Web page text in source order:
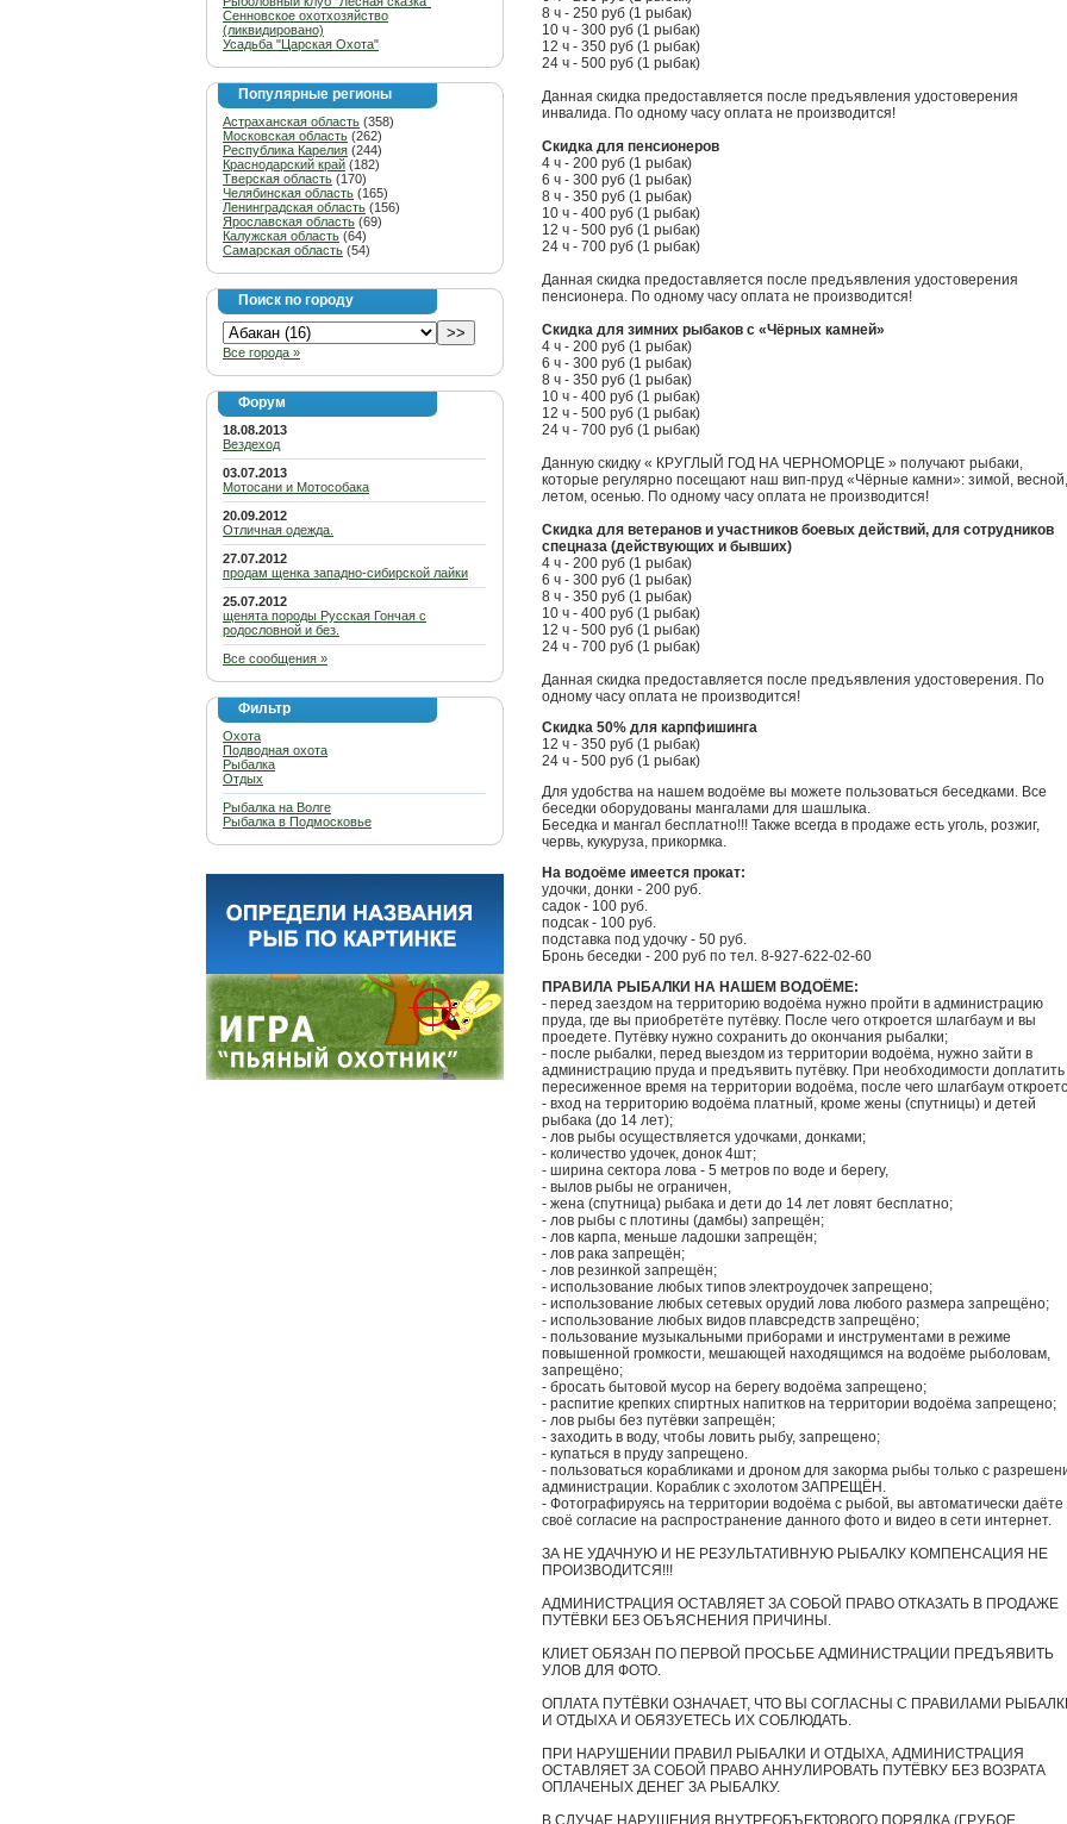
Сенновское охотхозяйство
(ликвидировано)
Усадьба "Царская Охота"
Популярные регионы
Астраханская область (358)
Московская область (262)
Республика Карелия (244)
Краснодарский край (182)
Тверская область (170)
Челябинская область (165)
Ленинградская область (156)
Ярославская область (69)
Калужская область (64)
Самарская область (54)
Поиск по городу
Все города »
Форум
18.08.2013
Вездеход
03.07.2013
Мотосани и Мотособака
20.09.2012
Отличная одежда.
27.07.2012
продам щенка западно-сибирской лайки
25.07.2012
щенята породы Русская Гончая с
родословной и без.
Все сообщения »
Фильтр
Охота
Подводная охота
Рыбалка
Отдых
Рыбалка на Волге
Рыбалка в Подмосковье
8 ч - 250 руб (1 рыбак)
10 ч - 300 руб (1 рыбак)
12 ч - 350 руб (1 рыбак)
24 ч - 500 руб (1 рыбак)
Данная скидка предоставляется после предъявления удостоверения
инвалида. По одному часу оплата не производится!
Скидка для пенсионеров
4 ч - 200 руб (1 рыбак)
6 ч - 300 руб (1 рыбак)
8 ч - 350 руб (1 рыбак)
10 ч - 400 руб (1 рыбак)
12 ч - 500 руб (1 рыбак)
24 ч - 700 руб (1 рыбак)
Данная скидка предоставляется после предъявления удостоверения
пенсионера. По одному часу оплата не производится!
Скидка для зимних рыбаков с «Чёрных камней»
4 ч - 200 руб (1 рыбак)
6 ч - 300 руб (1 рыбак)
8 ч - 350 руб (1 рыбак)
10 ч - 400 руб (1 рыбак)
12 ч - 500 руб (1 рыбак)
24 ч - 700 руб (1 рыбак)
Данную скидку « КРУГЛЫЙ ГОД НА ЧЕРНОМОРЦЕ » получают рыбаки,
которые регулярно посещают наш вип-пруд «Чёрные камни»: зимой, весной,
летом, осенью. По одному часу оплата не производится!
Скидка для ветеранов и участников боевых действий, для сотрудников
спецназа (действующих и бывших)
4 ч - 200 руб (1 рыбак)
6 ч - 300 руб (1 рыбак)
8 ч - 350 руб (1 рыбак)
10 ч - 400 руб (1 рыбак)
12 ч - 500 руб (1 рыбак)
24 ч - 700 руб (1 рыбак)
Данная скидка предоставляется после предъявления удостоверения. По
одному часу оплата не производится!
Скидка 50% для карпфишинга
12 ч - 350 руб (1 рыбак)
24 ч - 500 руб (1 рыбак)
Для удобства на нашем водоёме вы можете пользоваться беседками. Все
беседки оборудованы мангалами для шашлыка.
Беседка и мангал бесплатно!!! Также всегда в продаже есть уголь, розжиг,
червь, кукуруза, прикормка.
На водоёме имеется прокат:
удочки, донки - 200 руб.
садок - 100 руб.
подсак - 100 руб.
подставка под удочку - 50 руб.
Бронь беседки - 200 руб по тел. 8-927-622-02-60
ПРАВИЛА РЫБАЛКИ НА НАШЕМ ВОДОЁМЕ:
- перед заездом на территорию водоёма нужно пройти в администрацию
пруда, где вы приобретёте путёвку. После чего откроется шлагбаум и вы
проедете. Путёвку нужно сохранить до окончания рыбалки;
- после рыбалки, перед выездом из территории водоёма, нужно зайти в
администрацию пруда и предъявить путёвку. При необходимости доплатить
пересиженное время на территории водоёма, после чего шлагбаум
- вход на территорию водоёма платный, кроме жены (спутницы) и детей
рыбака (до 14 лет);
- лов рыбы осуществляется удочками, донками;
- количество удочек, донок 4шт;
- ширина сектора лова - 5 метров по воде и берегу,
- вылов рыбы не ограничен,
- жена (спутница) рыбака и дети до 14 лет ловят бесплатно;
- лов рыбы с плотины (дамбы) запрещён;
- лов карпа, меньше ладошки запрещён;
- лов рака запрещён;
- лов резинкой запрещён;
- использование любых типов электроудочек запрещено;
- использование любых сетевых орудий лова любого размера запрещёно;
- использование любых видов плавсредств запрещёно;
- пользование музыкальными приборами и инструментами в режиме
повышенной громкости, мешающей находящимся на водоёме рыболовам,
запрещёно;
- бросать бытовой мусор на берегу водоёма запрещено;
- распитие крепких спиртных напитков на территории водоёма запрещено;
- лов рыбы без путёвки запрещён;
- заходить в воду, чтобы ловить рыбу, запрещено;
- купаться в пруду запрещено.
- пользоваться корабликами и дроном для закорма рыбы только с
администрации. Кораблик с эхолотом ЗАПРЕЩЁН.
- Фотографируясь на территории водоёма с рыбой, вы автоматически даёте
своё согласие на распространение данного фото и видео в сети интернет.
ЗА НЕ УДАЧНУЮ И НЕ РЕЗУЛЬТАТИВНУЮ РЫБАЛКУ КОМПЕНСАЦИЯ НЕ
ПРОИЗВОДИТСЯ!!!
АДМИНИСТРАЦИЯ ОСТАВЛЯЕТ ЗА СОБОЙ ПРАВО ОТКАЗАТЬ В ПРОДАЖЕ
ПУТЁВКИ БЕЗ ОБЪЯСНЕНИЯ ПРИЧИНЫ.
КЛИЕТ ОБЯЗАН ПО ПЕРВОЙ ПРОСЬБЕ АДМИНИСТРАЦИИ ПРЕДЪЯВИТЬ
УЛОВ ДЛЯ ФОТО.
ОПЛАТА ПУТЁВКИ ОЗНАЧАЕТ, ЧТО ВЫ СОГЛАСНЫ С ПРАВИЛАМИ
И ОТДЫХА И ОБЯЗУЕТЕСЬ ИХ СОБЛЮДАТЬ.
ПРИ НАРУШЕНИИ ПРАВИЛ РЫБАЛКИ И ОТДЫХА, АДМИНИСТРАЦИЯ
ОСТАВЛЯЕТ ЗА СОБОЙ ПРАВО АННУЛИРОВАТЬ ПУТЁВКУ БЕЗ ВОЗРАТА
ОПЛАЧЕНЫХ ДЕНЕГ ЗА РЫБАЛКУ.
В СЛУЧАЕ НАРУШЕНИЯ ВНУТРЕОБЪЕКТОВОГО ПОРЯДКА (ГРУБОЕ